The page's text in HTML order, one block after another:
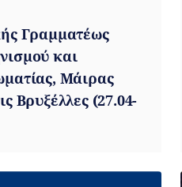
Γραμματέως
και
Μάιρας
Βρυξέλλες (27.04-